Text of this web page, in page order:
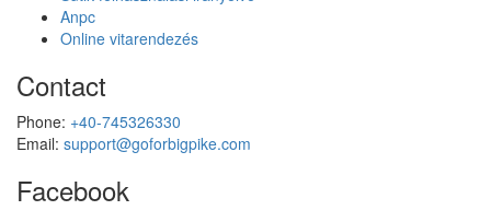
Anpc
Online vitarendezés
Contact
Phone: +40-745326330
Email: support@goforbigpike.com
Facebook